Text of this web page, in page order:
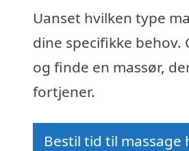
Uanset hvilken type
dine specifikke
og finde en massør,
fortjener.
Bestil tid til massage